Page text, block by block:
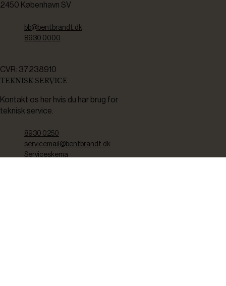
2450 København SV
bb@bentbrandt.dk
8930 0000
CVR: 37238910
TEKNISK SERVICE
Kontakt os her hvis du har brug for
teknisk service.
8930 0250
servicemail@bentbrandt.dk
Serviceskema